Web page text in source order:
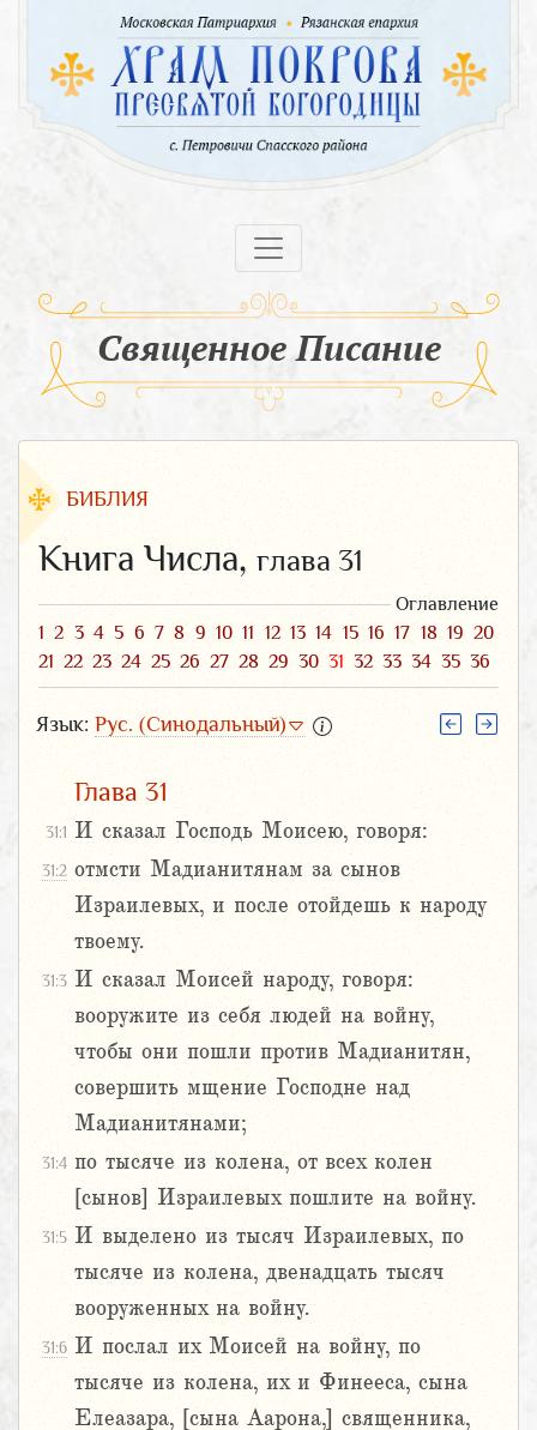
Священное Писание
БИБЛИЯ
Книга Числа, глава 31
Оглавление
1 2 3 4 5 6 7 8 9 10 11 12 13 14 15 16 17 18 19 20
21 22 23 24 25 26 27 28 29 30 31 32 33 34 35 36
Язык: Рус. (Синодальный)
Глава 31
31:1 И сказал Господь Моисею, говоря:
31:2 отмсти Мадианитянам за сынов
Израилевых, и после отойдешь к народу
твоему.
31:3 И сказал Моисей народу, говоря:
вооружите из себя людей на войну,
чтобы они пошли против Мадианитян,
совершить мщение Господне над
Мадианитянами;
31:4 по тысяче из колена, от всех колен
[сынов] Израилевых пошлите на войну.
31:5 И выделено из тысяч Израилевых, по
тысяче из колена, двенадцать тысяч
вооруженных на войну.
31:6 И послал их Моисей на войну, по
тысяче из колена, их и Финееса, сына
Елеазара, [сына Аарона,] священника,